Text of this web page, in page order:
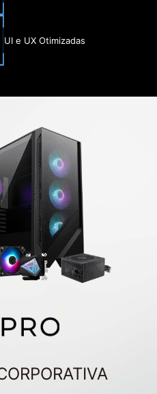
UI e UX Otimizadas